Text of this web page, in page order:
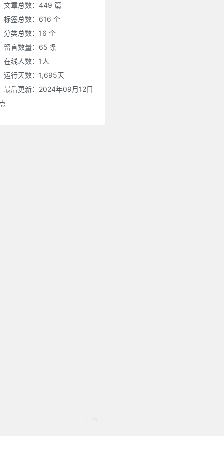
文章总数：449 篇
标签总数：616 个
分类总数：16 个
留言数量：65 条
在线人数： 1 人
运行天数：1,695天
最后更新：2024年09月12日